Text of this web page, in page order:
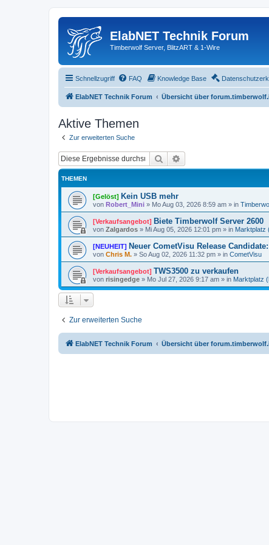
ElabNET Technik Forum
Timberwolf Server, BlitzART & 1-Wire
Schnellzugriff FAQ Knowledge Base
ElabNET Technik Forum Übersicht über
Aktive Themen
Zur erweiterten Suche
Suche
THEMEN
[Gelöst] Kein USB mehr
von Robert_Mini » Mo Aug 03, 2026 8:59 am » in
[Verkaufsangebot] Biete Timberwolf Server 2600
von Zalgardos » Mi Aug 05, 2026 12:01 pm » in Marktplatz
[NEUHEIT] Neuer CometVisu Release
von Chris M. » So Aug 02, 2026 11:32 pm » in CometVisu
[Verkaufsangebot] TWS3500 zu verkaufen
von risingedge » Mo Jul 27, 2026 9:17 am » in Marktplatz
Zur erweiterten Suche
ElabNET Technik Forum Übersicht über